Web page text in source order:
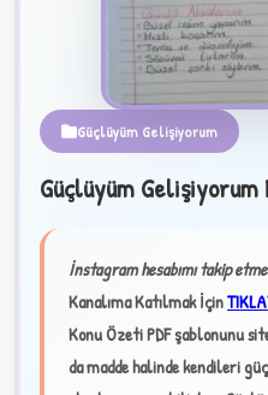
✧
Güçlüyüm Gelişiyorum
Güçlüyüm Gelişiyorum
İnstagram hesabımı takip
Kanalıma Katılmak İçin
Konu Özeti PDF şablonunu
da madde halinde kendileri
★